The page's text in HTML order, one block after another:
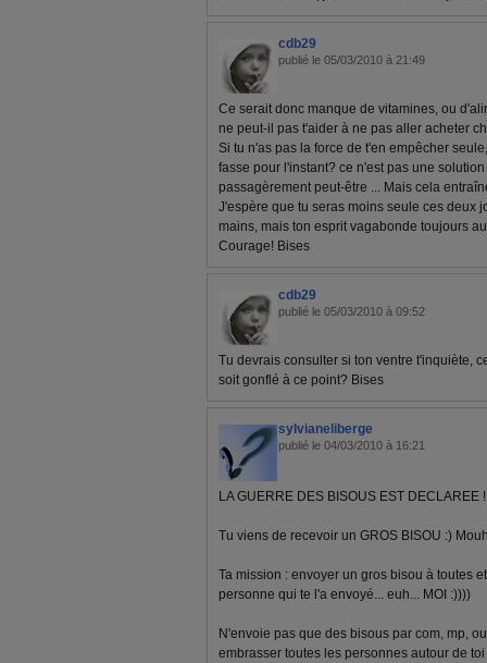
cdb29
publié le 05/03/2010 à 21:49
Ce serait donc manque de vitamines, ou
ne peut-il pas t'aider à ne pas aller acheter
Si tu n'as pas la force de t'en empêcher
fasse pour l'instant? ce n'est pas une
passagèrement peut-être ... Mais cela
J'espère que tu seras moins seule ces deux
mains, mais ton esprit vagabonde toujours
Courage! Bises
cdb29
publié le 05/03/2010 à 09:52
Tu devrais consulter si ton ventre t'inquiète,
soit gonflé à ce point? Bises
sylvianeliberge
publié le 04/03/2010 à 16:21
LA GUERRE DES BISOUS EST DECLAREE !
Tu viens de recevoir un GROS BISOU :)
Ta mission : envoyer un gros bisou à toutes
personne qui te l'a envoyé... euh... MOI :))))
N'envoie pas que des bisous par com, mp,
embrasser toutes les personnes autour de toi